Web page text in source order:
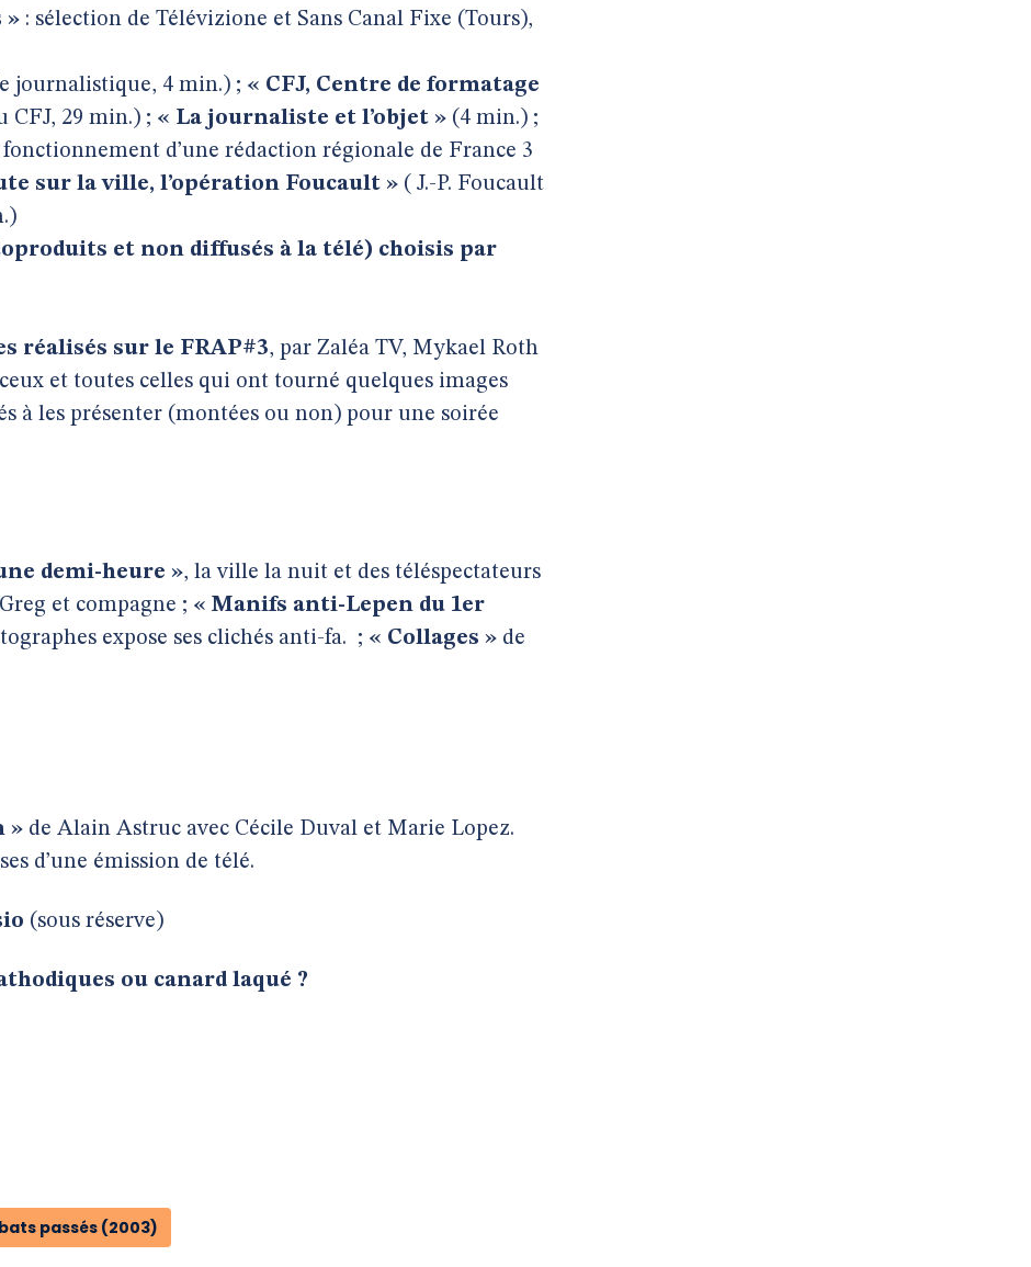
» : sélection de Télévizione et Sans Canal Fixe (Tours),
journalistique, 4 min.) ; « CFJ, Centre de formatage
CFJ, 29 min.) ; « La journaliste et l’objet » (4 min.) ;
d’une rédaction régionale de France 3
sur la ville, l’opération Foucault » ( J.-P. Foucault
et non diffusés à la télé) choisis par
réalisés sur le FRAP#3, par Zaléa TV, Mykael Roth
et toutes celles qui ont tourné quelques images
à les présenter (montées ou non) pour une soirée
demi-heure », la ville la nuit et des téléspectateurs
et compagne ; « Manifs anti-Lepen du 1er
expose ses clichés anti-fa. ; « Collages » de
» de Alain Astruc avec Cécile Duval et Marie Lopez.
d’une émission de télé.
(sous réserve)
ou canard laqué ?
passés (2003)